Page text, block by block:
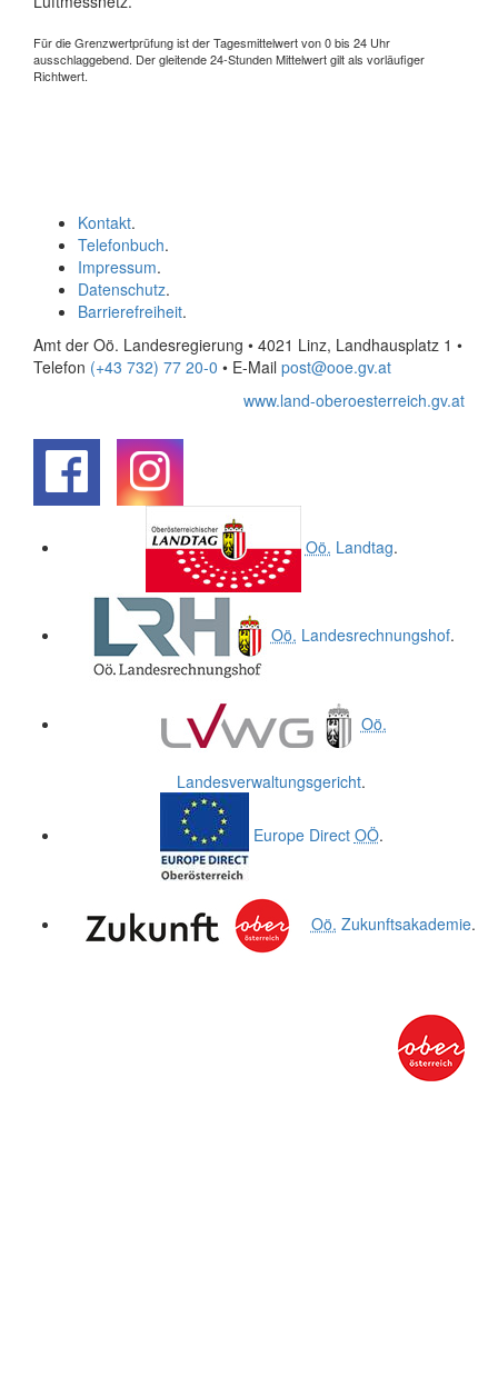
Für die Grenzwertprüfung ist der Tagesmittelwert von 0 bis 24 Uhr
ausschlaggebend. Der gleitende 24-Stunden Mittelwert gilt als vorläufiger
Richtwert.
Kontakt.
Telefonbuch.
Impressum.
Datenschutz.
Barrierefreiheit.
Amt der Oö. Landesregierung • 4021 Linz, Landhausplatz 1 •
Telefon (+43 732) 77 20-0 • E-Mail post@ooe.gv.at
www.land-oberoesterreich.gv.at
Oö. Landtag.
Oö. Landesrechnungshof.
Oö.
Landesverwaltungsgericht.
Europe Direct OÖ.
Oö. Zukunftsakademie.